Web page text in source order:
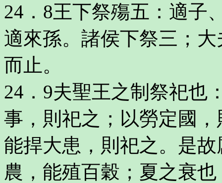
24．8王下祭殤五：適子
適來孫。諸侯下祭三；
而止。
24．9夫聖王之制祭祀也
事，則祀之；以勞定國
能捍大患，則祀之。是
農，能殖百穀；夏之衰